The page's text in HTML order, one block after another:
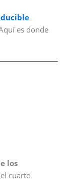
es donde
los
cuarto